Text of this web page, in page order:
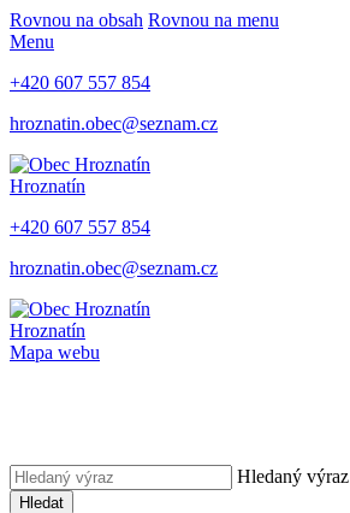
Rovnou na obsah Rovnou na menu
Menu
+420 607 557 854
hroznatin.obec@seznam.cz
Hroznatín
+420 607 557 854
hroznatin.obec@seznam.cz
Hroznatín
Mapa webu
Hledaný výraz
Hledat